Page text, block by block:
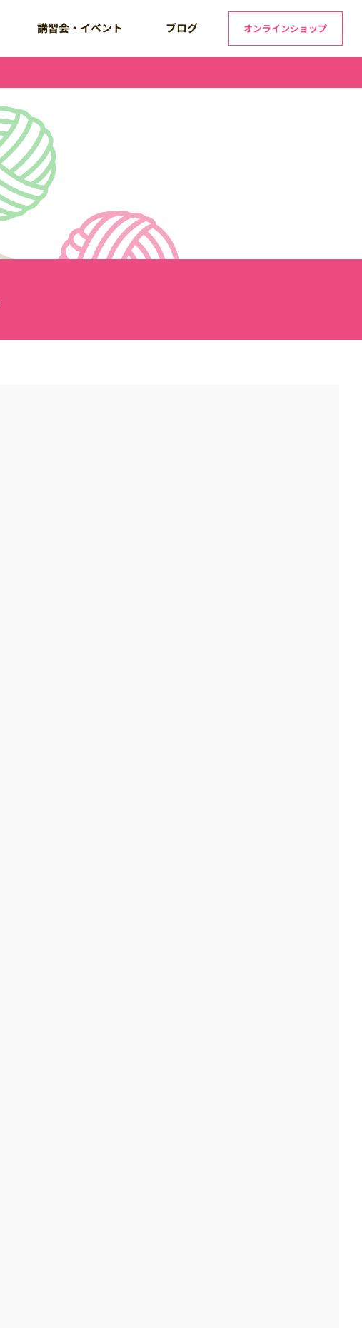
オンラインショップ
講習会・イベント ブログ